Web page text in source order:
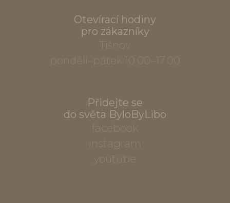
Otevírací hodiny
pro zákazníky
Tišnov
pondělí–pátek 10.00–17.00
Přidejte se
do světa ByloByLibo
facebook
instagram
youtube